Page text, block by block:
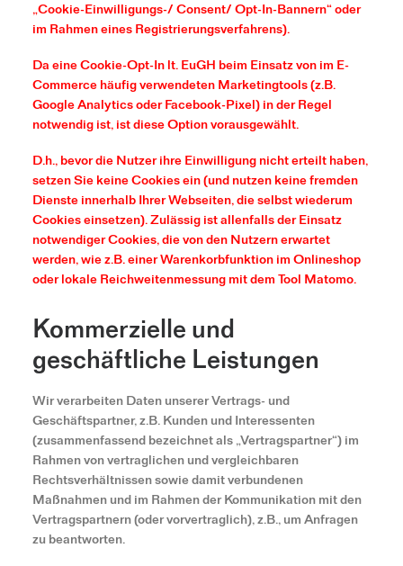
„Cookie-Einwilligungs-/ Consent/ Opt-In-Bannern“ oder
im Rahmen eines Registrierungsverfahrens).
Da eine Cookie-Opt-In lt. EuGH beim Einsatz von im E-
Commerce häufig verwendeten Marketingtools (z.B.
Google Analytics oder Facebook-Pixel) in der Regel
notwendig ist, ist diese Option vorausgewählt.
D.h., bevor die Nutzer ihre Einwilligung nicht erteilt haben,
setzen Sie keine Cookies ein (und nutzen keine fremden
Dienste innerhalb Ihrer Webseiten, die selbst wiederum
Cookies einsetzen). Zulässig ist allenfalls der Einsatz
notwendiger Cookies, die von den Nutzern erwartet
werden, wie z.B. einer Warenkorbfunktion im Onlineshop
oder lokale Reichweitenmessung mit dem Tool Matomo.
Kommerzielle und
geschäftliche Leistungen
Wir verarbeiten Daten unserer Vertrags- und
Geschäftspartner, z.B. Kunden und Interessenten
(zusammenfassend bezeichnet als „Vertragspartner“) im
Rahmen von vertraglichen und vergleichbaren
Rechtsverhältnissen sowie damit verbundenen
Maßnahmen und im Rahmen der Kommunikation mit den
Vertragspartnern (oder vorvertraglich), z.B., um Anfragen
zu beantworten.